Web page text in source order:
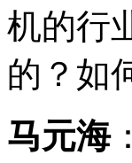
机的行
的？如
马元海